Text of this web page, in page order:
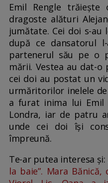
Emil Rengle
dragoste alături
jumătate. Cei doi s-
după ce dansatorul
partenerul său pe o
mării. Vestea au dat-o
cei doi au postat un
urmăritorilor inelele
a furat inima lui Emil
Londra, iar de patru
unde cei doi își
împreună.
Te-ar putea interesa și:
la baie”. Mara